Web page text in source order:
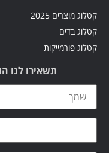
קטלוג מוצרים 2025
קטלוג בדים
קטלוג פורמייקות
תשאירו לנו